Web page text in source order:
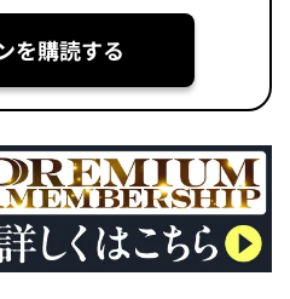
を購読する